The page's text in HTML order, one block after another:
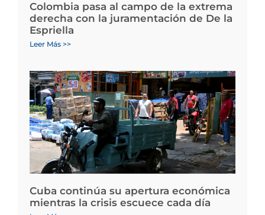
Colombia pasa al campo de la extrema
derecha con la juramentación de De la
Espriella
Leer Más >>
Cuba continúa su apertura económica
mientras la crisis escuece cada día